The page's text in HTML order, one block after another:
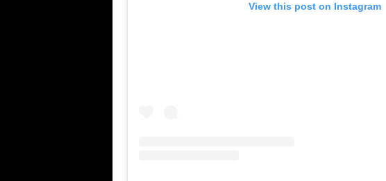
View this post on Instagram